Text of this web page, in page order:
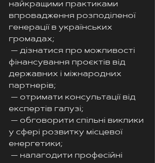
найкращими практиками
впровадження розподіленої
генерації в українських
громадах;
— дізнатися про можливості
фінансування проєктів від
державних і міжнародних
партнерів;
— отримати консультації від
експертів галузі;
— обговорити спільні виклики
у сфері розвитку місцевої
енергетики;
— налагодити професійні